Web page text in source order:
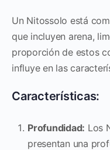
Un Nitossolo está
que incluyen arena,
proporción de estos
influye en las
Características:
Profundidad: Los
presentan una